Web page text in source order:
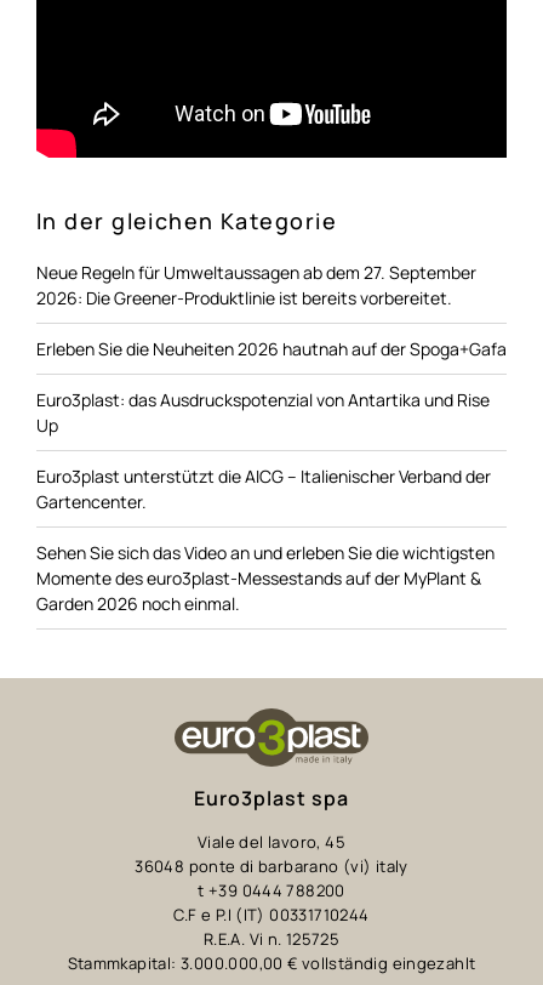
In der gleichen Kategorie
Neue Regeln für Umweltaussagen ab dem 27. September
2026: Die Greener-Produktlinie ist bereits vorbereitet.
Erleben Sie die Neuheiten 2026 hautnah auf der Spoga+Gafa
Euro3plast: das Ausdruckspotenzial von Antartika und Rise
Up
Euro3plast unterstützt die AICG – Italienischer Verband der
Gartencenter.
Sehen Sie sich das Video an und erleben Sie die wichtigsten
Momente des euro3plast-Messestands auf der MyPlant &
Garden 2026 noch einmal.
Euro3plast spa
Viale del lavoro, 45
36048 ponte di barbarano (vi) italy
t +39 0444 788200
C.F e P.I (IT) 00331710244
R.E.A. Vi n. 125725
Stammkapital: 3.000.000,00 € vollständig eingezahlt